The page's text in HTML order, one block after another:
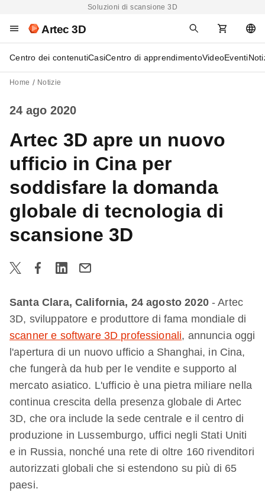
Soluzioni di scansione 3D
Artec 3D
Centro dei contenutiCasiCentro di apprendimentoVideoEventi
Home Notizie
24 ago 2020
Artec 3D apre un nuovo
ufficio in Cina per
soddisfare la domanda
globale di tecnologia di
scansione 3D
Santa Clara, California, 24 agosto 2020- Artec
3D, sviluppatore e produttore di fama mondiale di
scanner e software 3D professionali, annuncia oggi
l'apertura di un nuovo ufficio a Shanghai, in Cina,
che fungerà da hub per le vendite e supporto al
mercato asiatico. L'ufficio è una pietra miliare nella
continua crescita della presenza globale di Artec
3D, che ora include la sede centrale e il centro di
produzione in Lussemburgo, uffici negli Stati Uniti
e in Russia, nonché una rete di oltre 160 rivenditori
autorizzati globali che si estendono su più di 65
paesi.